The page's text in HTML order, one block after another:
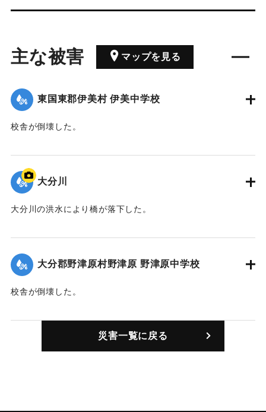
主な被害 マップを見る
東国東郡伊美村 伊美中学校
校舎が倒壊した。
｜固有コード:
大分川
大分川の洪水により橋が落下した。
｜固有コード:00503002
大分郡野津原村野津原 野津原中学校
校舎が倒壊した。
｜固有コード:00503003
災害一覧に戻る